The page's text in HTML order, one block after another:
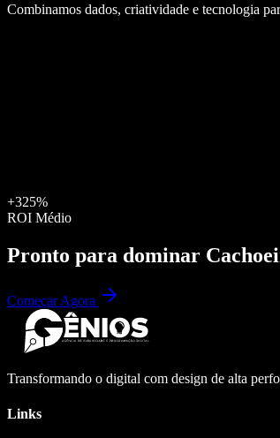
Combinamos dados, criatividade e tecnologia
+325%
ROI Médio
Pronto para dominar
Começar Agora
Transformando o digital com design de alta
Links